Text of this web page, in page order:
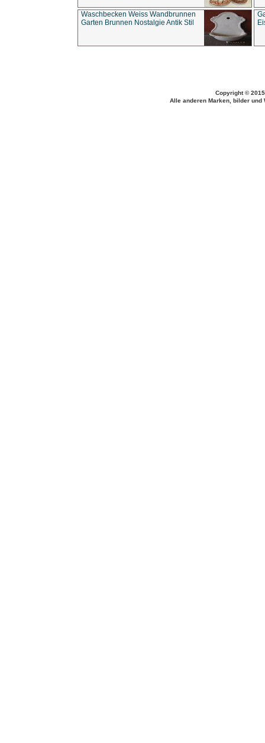
Waschbecken Weiss Wandbrunnen
Garten Brunnen Nostalgie Antik Stil
Copyright ©
Alle anderen Marken, bilder und